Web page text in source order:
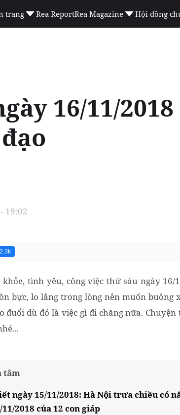
trang Rea ReportRea Magazine Hội đồng
16/11/
19:02
2.3k
tình yêu, công việc thứ sáu ngày 16/
bực, lo lắng trong lòng nên muốn
đuổi dù đó là việc gì đi chăng nữa.
tâm
ngày 15/11/2018: Hà Nội trưa chiều có
2018 của 12 con giáp